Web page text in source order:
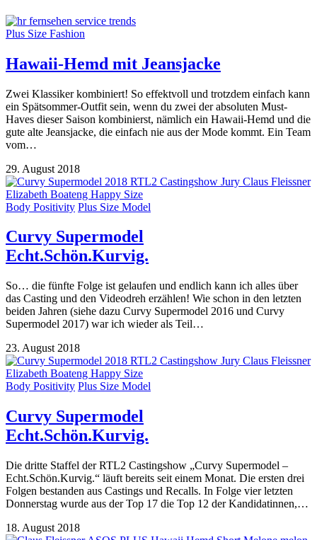
Plus Size Fashion
Hawaii-Hemd mit Jeansjacke
Zwei Klassiker kombiniert! So effektvoll und trotzdem einfach kann
ein Spätsommer-Outfit sein, wenn du zwei der absoluten Must-
Haves dieser Saison kombinierst, nämlich ein Hawaii-Hemd und die
gute alte Jeansjacke, die einfach nie aus der Mode kommt. Ein Team
vom…
29. August 2018
Body Positivity Plus Size Model
Curvy Supermodel
Echt.Schön.Kurvig.
So… die fünfte Folge ist gelaufen und endlich kann ich alles über
das Casting und den Videodreh erzählen! Wie schon in den letzten
beiden Jahren (siehe dazu Curvy Supermodel 2016 und Curvy
Supermodel 2017) war ich wieder als Teil…
23. August 2018
Body Positivity Plus Size Model
Curvy Supermodel
Echt.Schön.Kurvig.
Die dritte Staffel der RTL2 Castingshow „Curvy Supermodel –
Echt.Schön.Kurvig.“ läuft bereits seit einem Monat. Die ersten drei
Folgen bestanden aus Castings und Recalls. In Folge vier letzten
Donnerstag wurde aus der Top 17 die Top 12 der Kandidatinnen,…
18. August 2018